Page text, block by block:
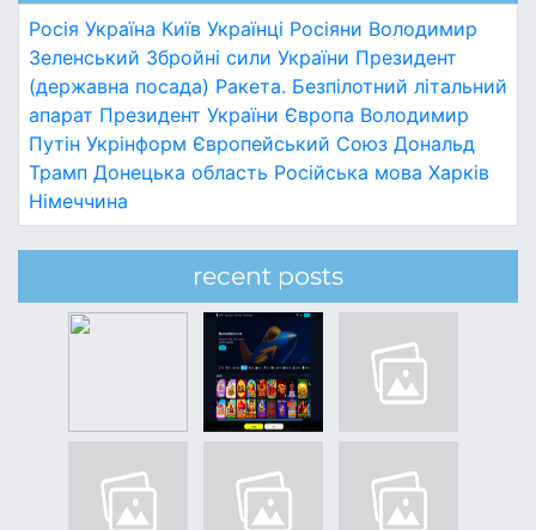
Росія Україна Київ Українці Росіяни Володимир
Зеленський Збройні сили України Президент
(державна посада) Ракета. Безпілотний літальний
апарат Президент України Європа Володимир
Путін Укрінформ Європейський Союз Дональд
Трамп Донецька область Російська мова Харків
Німеччина
recent posts